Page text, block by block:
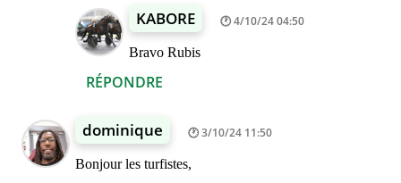
RÉPONDRE
KABORE 4/10/24 04:50
Bravo Rubis
dominique 3/10/24 11:50
Bonjour les turfistes,